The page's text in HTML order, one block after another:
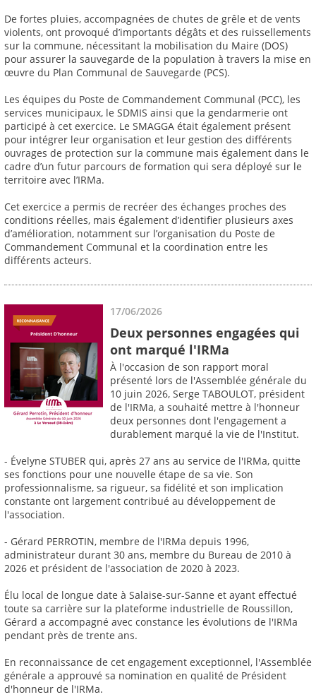
De fortes pluies, accompagnées de chutes de grêle et de vents
violents, ont provoqué d’importants dégâts et des ruissellements
sur la commune, nécessitant la mobilisation du Maire (DOS)
pour assurer la sauvegarde de la population à travers la mise en
œuvre du Plan Communal de Sauvegarde (PCS).
Les équipes du Poste de Commandement Communal (PCC), les
services municipaux, le SDMIS ainsi que la gendarmerie ont
participé à cet exercice. Le SMAGGA était également présent
pour intégrer leur organisation et leur gestion des différents
ouvrages de protection sur la commune mais également dans le
cadre d’un futur parcours de formation qui sera déployé sur le
territoire avec l’IRMa.
Cet exercice a permis de recréer des échanges proches des
conditions réelles, mais également d’identifier plusieurs axes
d’amélioration, notamment sur l’organisation du Poste de
Commandement Communal et la coordination entre les
différents acteurs.
17/06/2026
Deux personnes engagées qui
ont marqué l'IRMa
À l'occasion de son rapport moral
présenté lors de l'Assemblée générale du
10 juin 2026, Serge TABOULOT, président
de l'IRMa, a souhaité mettre à l'honneur
deux personnes dont l'engagement a
durablement marqué la vie de l'Institut.
- Évelyne STUBER qui, après 27 ans au service de l'IRMa, quitte
ses fonctions pour une nouvelle étape de sa vie. Son
professionnalisme, sa rigueur, sa fidélité et son implication
constante ont largement contribué au développement de
l'association.
- Gérard PERROTIN, membre de l'IRMa depuis 1996,
administrateur durant 30 ans, membre du Bureau de 2010 à
2026 et président de l'association de 2020 à 2023.
Élu local de longue date à Salaise-sur-Sanne et ayant effectué
toute sa carrière sur la plateforme industrielle de Roussillon,
Gérard a accompagné avec constance les évolutions de l'IRMa
pendant près de trente ans.
En reconnaissance de cet engagement exceptionnel, l'Assemblée
générale a approuvé sa nomination en qualité de Président
d'honneur de l'IRMa.